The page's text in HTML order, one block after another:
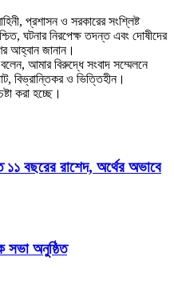
প্রশাসন ও সরকারের সংশ্লিষ্ট
ঘটনার নিরপেক্ষ তদন্ত এবং দোষীদের
আহ্বান জানান।
আমার বিরুদ্ধে সংবাদ সম্মেলনে
বিভ্রান্তিকর ও ভিত্তিহীন।
করা হচ্ছে।
বছরের রাশেদ, অর্থের অভাবে
সভা অনুষ্ঠিত